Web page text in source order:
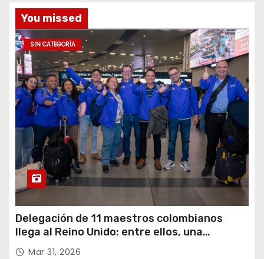
You missed
SIN CATEGORÍA
Delegación de 11 maestros colombianos
llega al Reino Unido: entre ellos, una
destacada profesora de Ubaté
Mar 31, 2026